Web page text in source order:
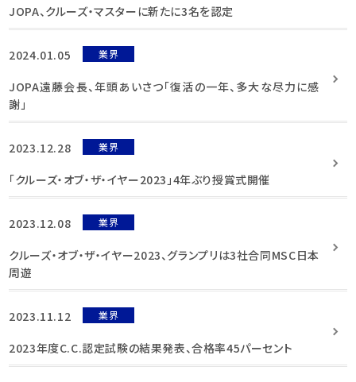
JOPA、クルーズ・マスターに新たに3名を認定
2024.01.05 業界
JOPA遠藤会長、年頭あいさつ「復活の一年、多大な尽力に感
謝」
2023.12.28 業界
「クルーズ・オブ・ザ・イヤー2023」4年ぶり授賞式開催
2023.12.08 業界
クルーズ・オブ・ザ・イヤー2023、グランプリは3社合同MSC日本
周遊
2023.11.12 業界
2023年度C.C.認定試験の結果発表、合格率45パーセント